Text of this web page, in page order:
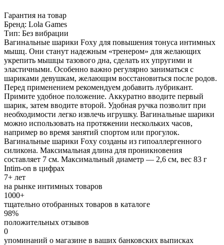
Гарантия на товар
Бренд: Lola Games
Тип: Без вибрации
Вагинальные шарики Foxy для повышения тонуса интимных
мышц. Они станут надежным «тренером» для желающих
укрепить мышцы тазового дна, сделать их упругими и
эластичными. Особенно важно регулярно заниматься с
шариками девушкам, желающим восстановиться после родов.
Перед применением рекомендуем добавить лубрикант.
Примите удобное положение. Аккуратно вводите первый
шарик, затем вводите второй. Удобная ручка позволит при
необходимости легко извлечь игрушку. Вагинальные шарики
можно использовать на протяжении нескольких часов,
например во время занятий спортом или прогулок.
Вагинальные шарики Foxy созданы из гипоаллергенного
силикона. Максимальная длина для проникновения
составляет 7 см. Максимальный диаметр — 2,6 см, вес 83 г
Intim-on в цифрах
7+ лет
на рынке интимных товаров
1000+
тщательно отобранных товаров в каталоге
98%
положительных отзывов
0
упоминаний о магазине в ваших банковских выписках